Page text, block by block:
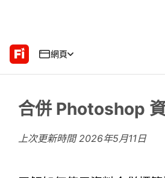
網頁
合併 Photoshop
上次更新時間2026年5月11日